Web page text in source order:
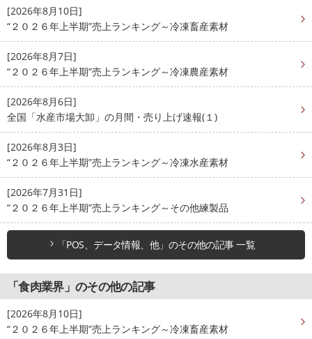
[2026年8月10日]
“２０２６年上半期”売上ランキング～冷凍畜産素材
[2026年8月7日]
“２０２６年上半期”売上ランキング～冷凍農産素材
[2026年8月6日]
全国「水産市場大卸」の月間・売り上げ速報(１)
[2026年8月3日]
“２０２６年上半期”売上ランキング～冷凍水産素材
[2026年7月31日]
“２０２６年上半期”売上ランキング～その他練製品
「POS、データ情報、他」のその他の記事 一覧
「食肉業界」のその他の記事
[2026年8月10日]
“２０２６年上半期”売上ランキング～冷凍畜産素材